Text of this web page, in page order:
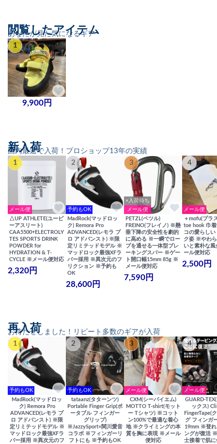
あなたが見た気になるギア
閲覧したアイテム
1
9,900円
国内最速で入荷！プロショップ13年の実績
新入荷
1
メール便
△UP ATHLETE(ユーピ
ーアスリート)
CAA5500+ELECTROLY
TES SPORTS DRINK
POWDER for
HYDRATION & T-
CYCLE ※メール便対応
2,320円
2
予約もOK
MadRock(マッドロッ
ク) Remora Pro
ADVANCED(レモラ プ
ロ アドバンスト) ※限
定リミテッドモデル ※
マッドロック最強XFラ
バー採用 ※異次元のフ
リクション ※予約も
OK
28,600円
3
×入荷待ち
メール便
PETZL(ペツル)
FREINO(フレイノ) ※懸
垂下降の安全性を劇的
に高める ※一瞬でロー
プを通せる一体型ブレ
ーキングスパー ※ゲー
ト開口幅15mm 85g ※
メール便対応
7,590円
4
メール便
＋mofu(プラ
toe hook 巾
コの愛らしい
ク姿 ※やわ
いと素朴な
ール便対応
2,500円
お待たせしました！リピート多数のギアが入荷
再入荷
1
予約もOK
MadRock(マッドロッ
ク) Remora Pro
ADVANCED(レモラ プ
ロ アドバンスト) ※限
定リミテッドモデル ※
マッドロック最強XFラ
バー採用 ※異次元のフ
2
予約もOK
tataanz(タターンツ)
Portable Finger Grip(ポ
ータブル フィンガー
グリップ)
※JazzySport×関川愛音
コラボ ※フィンガーリ
フトにも ※予約もOK
3
メール便
CXM(シーバイエム)
MOTTO T-shirt(モット
ー Tシャツ) ※コット
ン100%で最適な着心
地 ※クライミングの本
質を胸に表現 ※メール
便対応
4
メール便
GUARD-
ックス)
FingerTape(
グ フィンガ
19mm ※登れ
ングが復活
士接着で肌